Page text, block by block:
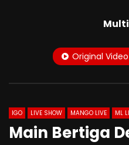
Fika & Tantenya ML
Original Video
IGO LIVE SHOW MANGO LIVE ML
Main Bertiga